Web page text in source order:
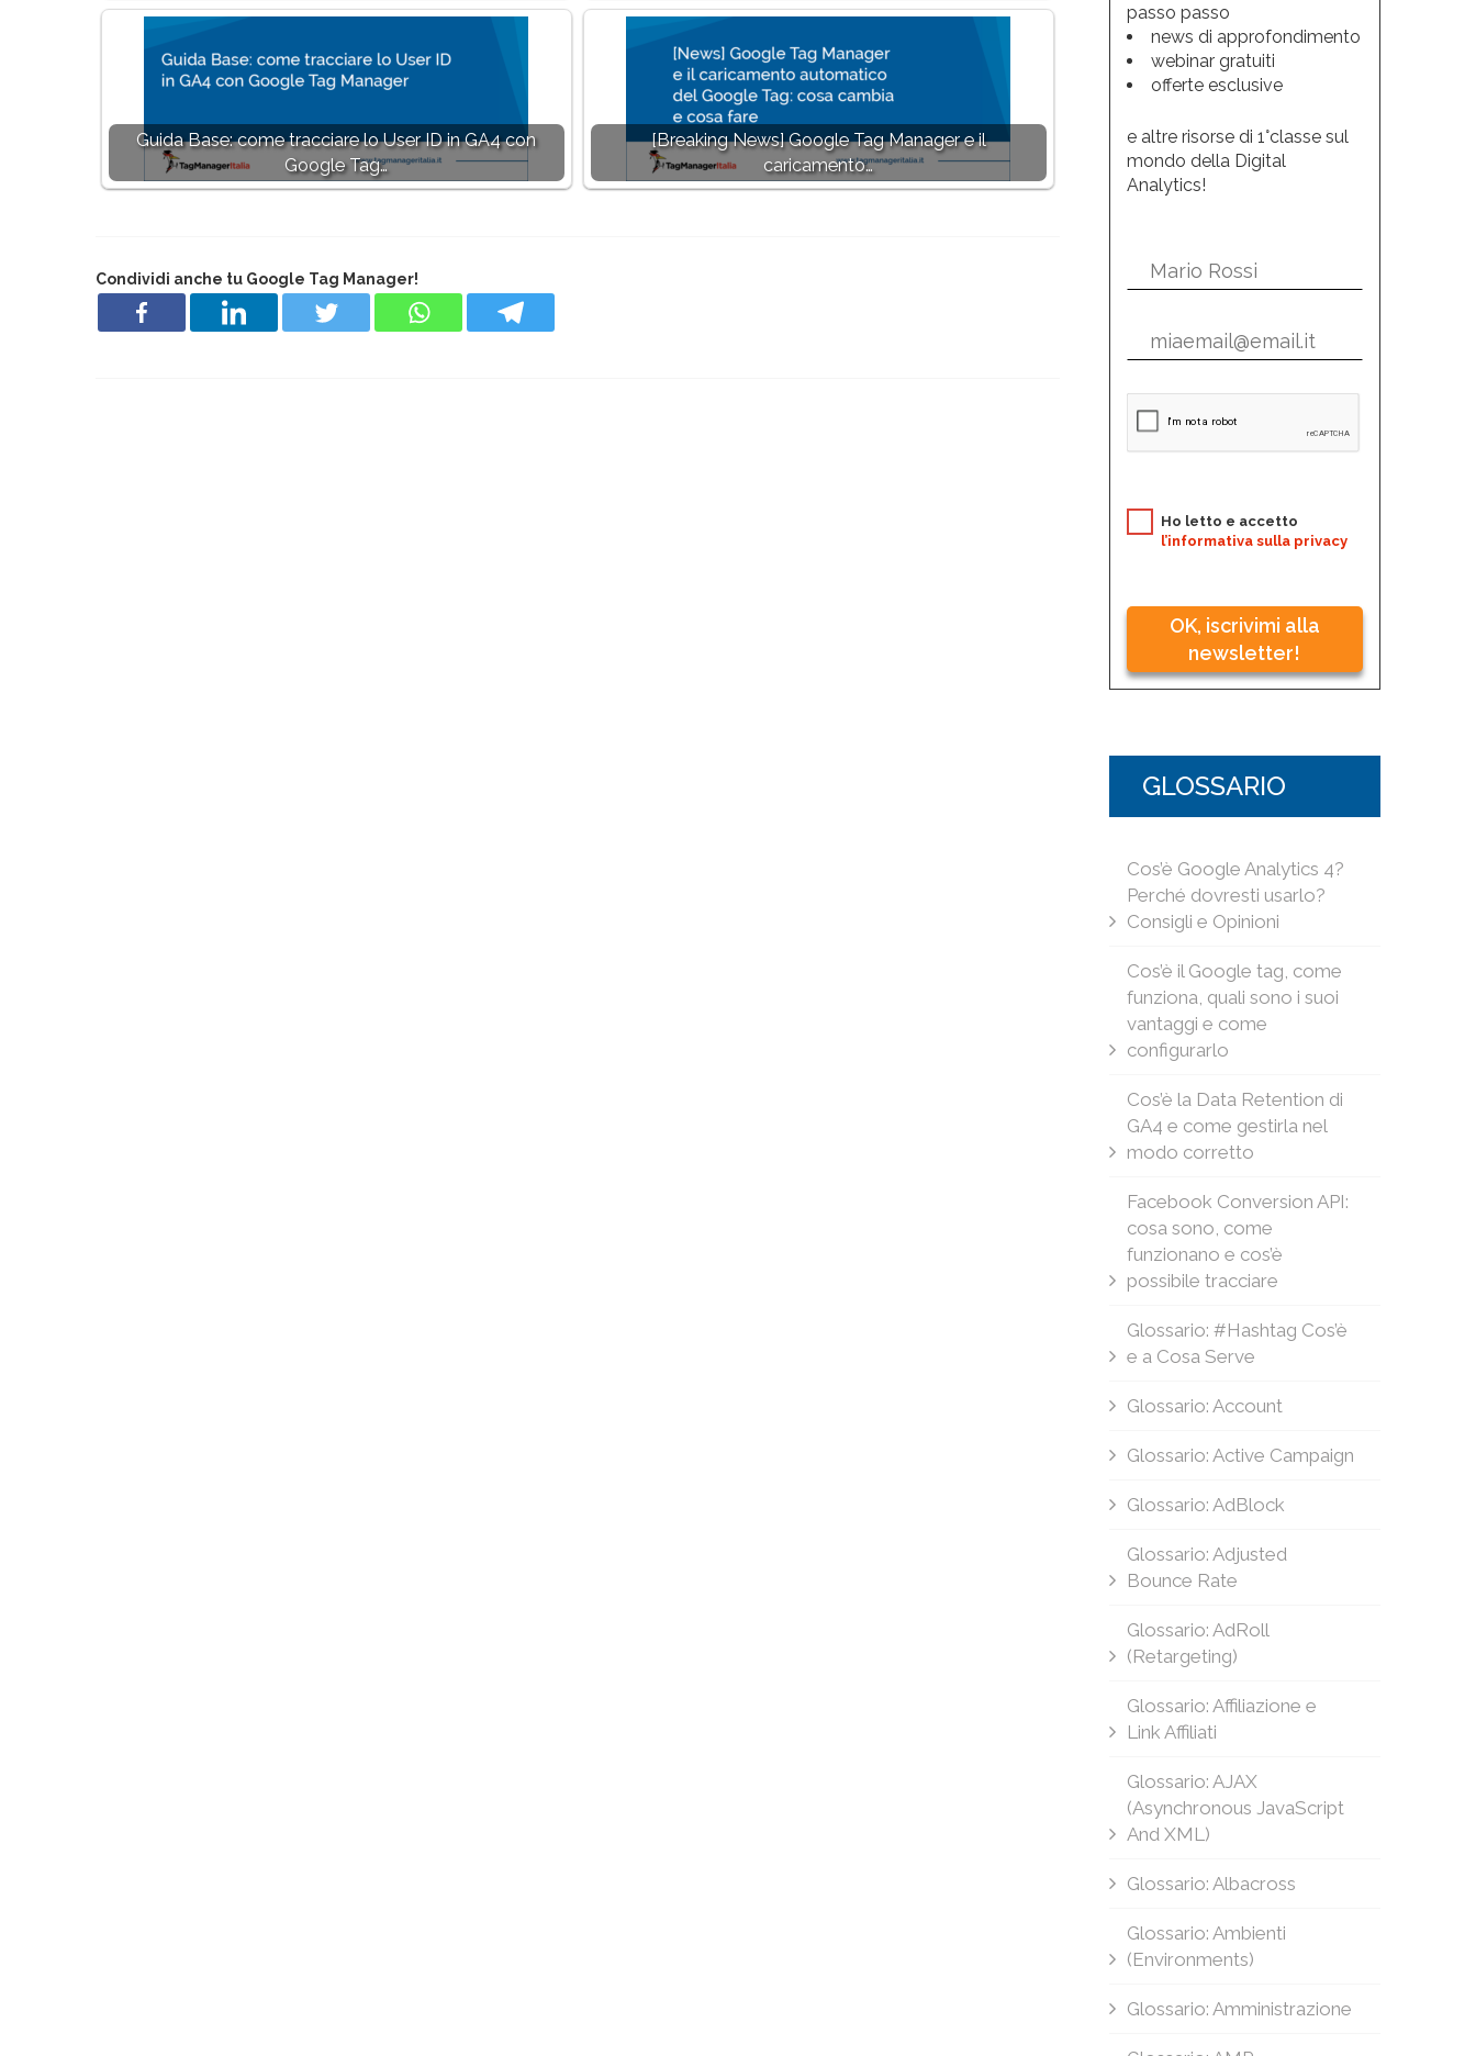
Guida Base: come tracciare lo User ID in GA4 con
Google Tag…
[Breaking News] Google Tag Manager e il
caricamento…
Condividi anche tu Google Tag Manager!
passo passo
news di approfondimento
webinar gratuiti
offerte esclusive
e altre risorse di 1°classe sul
mondo della Digital
Analytics!
Ho letto e accetto
l’informativa sulla privacy
OK, iscrivimi alla
newsletter!
GLOSSARIO
Cos’è Google Analytics 4?
Perché dovresti usarlo?
Consigli e Opinioni
Cos’è il Google tag, come
funziona, quali sono i suoi
vantaggi e come
configurarlo
Cos’è la Data Retention di
GA4 e come gestirla nel
modo corretto
Facebook Conversion API:
cosa sono, come
funzionano e cos’è
possibile tracciare
Glossario: #Hashtag Cos’è
e a Cosa Serve
Glossario: Account
Glossario: Active Campaign
Glossario: AdBlock
Glossario: Adjusted
Bounce Rate
Glossario: AdRoll
(Retargeting)
Glossario: Affiliazione e
Link Affiliati
Glossario: AJAX
(Asynchronous JavaScript
And XML)
Glossario: Albacross
Glossario: Ambienti
(Environments)
Glossario: Amministrazione